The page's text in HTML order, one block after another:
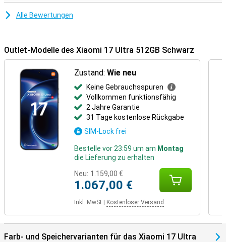
Alle Bewertungen
Outlet-Modelle des Xiaomi 17 Ultra 512GB Schwarz
Zustand:Wie neu
Keine Gebrauchsspuren
Vollkommen funktionsfähig
2 Jahre Garantie
31 Tage kostenlose Rückgabe
SIM-Lock frei
Bestelle vor 23:59 um am Montag
die Lieferung zu erhalten
Neu: 1.159,00 €
1.067,00 €
Inkl. MwSt Kostenloser Versand
Farb- und Speichervarianten für das Xiaomi 17 Ultra